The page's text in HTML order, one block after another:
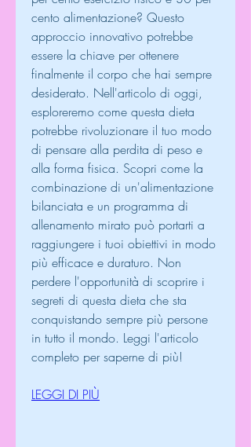
cento alimentazione? Questo
approccio innovativo potrebbe
essere la chiave per ottenere
finalmente il corpo che hai sempre
desiderato. Nell'articolo di oggi,
esploreremo come questa dieta
potrebbe rivoluzionare il tuo modo
di pensare alla perdita di peso e
alla forma fisica. Scopri come la
combinazione di un'alimentazione
bilanciata e un programma di
allenamento mirato può portarti a
raggiungere i tuoi obiettivi in modo
più efficace e duraturo. Non
perdere l'opportunità di scoprire i
segreti di questa dieta che sta
conquistando sempre più persone
in tutto il mondo. Leggi l'articolo
completo per saperne di più!
LEGGI DI PIÙ